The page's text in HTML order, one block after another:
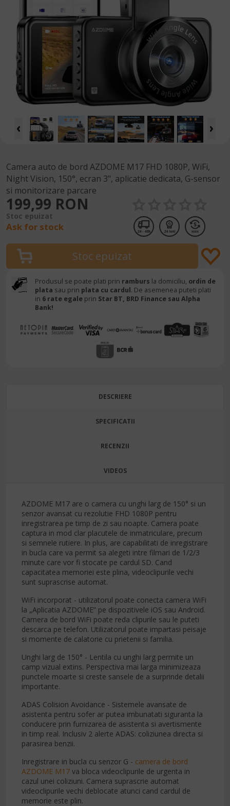
Camera auto de bord AZDOME M17 FHD 1080P, WiFi,
Night Vision, 150°, ecran 3", aplicatie dedicata, G-sensor
si monitorizare parcare
199,99 RON
Stoc epuizat
Ask for stock 24 - 48h 24 luni
Produsul se poate plati prin ramburs la domiciliu, ordin de
plata sau prin plata cu cardul. De asemenea puteti plati
in 6 rate egale prin Star BT, BRD Finance sau Alpha
Bank!
DESCRIERE
SPECIFICATII
RECENZII
VIDEOS
AZDOME M17 are o camera cu unghi larg de 150° si un
senzor avansat cu rezolutie FHD 1080P pentru
inregistrarea pe timp de zi sau noapte. Camera poate
captura in mod clar placutele de inmatriculare, precum
si semnele rutiere. In plus, are capabilitati de inregistrare
in bucla care va permit sa alegeti intre filmari de 1/2/3
minute care vor fi stocate pe cardul SD. Cand
capacitatea memoriei este plina, videoclipurile vechi
sunt suprascrise automat.
WiFi incorporat - utilizatorul poate conecta camera WiFi
la „Aplicatia AZDOME” pe dispozitivele iOS sau Android.
Camera de bord WiFi poate reda clipurile sau le puteti
descarca pe telefon. Utilizatorul poate impartasi peisaje
si momente de calatorie cu prietenii si familia.
Unghi larg de 150° - Lentila cu unghi larg permite un
camp vizual extins. Perspectiva mai larga minimizeaza
punctele moarte si creste sansele de a surprinde detalii
importante.
ADAS Colision Avoidance - Sistemele avansate de
asistenta pentru sofer ar putea imbunatati siguranta la
conducere prin furnizarea de asistenta si avertismente
in timp real. Inclusiv 2 alerte ADAS: coliziunea directa si
parasirea benzii.
Inregistrare in bucla cu senzor G - camera de bord
AZDOME M17 va bloca videoclipurile de urgenta in
cazul unei coliziuni. Camera suprascrie automat
videoclipurile vechi deblocate atunci cand cardul de
memorie este plin.